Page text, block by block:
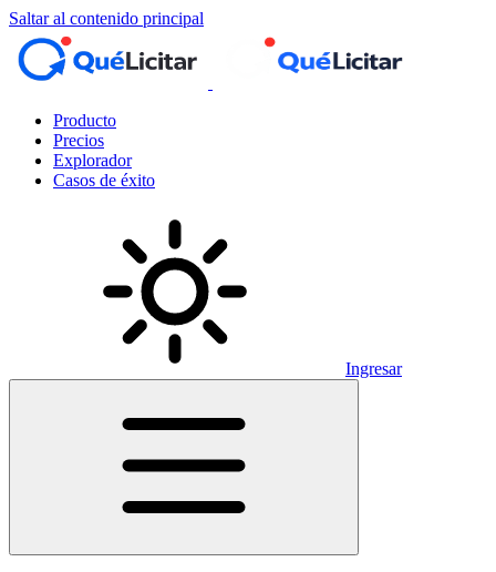
Saltar al contenido principal
Producto
Precios
Explorador
Casos de éxito
Ingresar